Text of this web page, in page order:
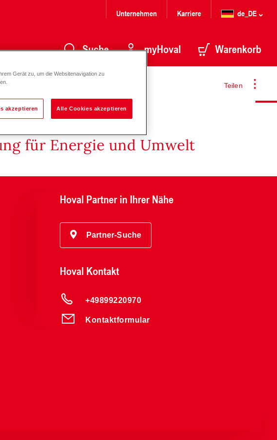
Unternehmen Karriere de_DE
Suche myHoval Warenkorb
Teilen
für Energie und Umwelt
Hoval Partner in Ihrer Nähe
Partner-Suche
Hoval Kontakt
+49899220970
Kontaktformular
Gerät zu, um die Websitenavigation zu
akzeptieren Alle Cookies akzeptieren